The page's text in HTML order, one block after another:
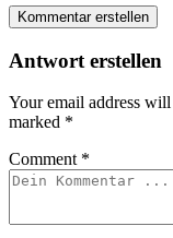
Kommentar erstellen
Antwort erstellen
Your email address
marked *
Comment *